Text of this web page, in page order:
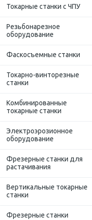
Токарные станки с ЧПУ
Резьбонарезное
оборудование
Фаскосъемные станки
Токарно-винторезные
станки
Комбинированные
токарные станки
Электроэрозионное
оборудование
Фрезерные станки для
растачивания
Вертикальные токарные
станки
Фрезерные станки